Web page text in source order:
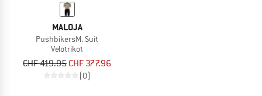
MALOJA
PushbikersM. Suit
Velotrikot
CHF 419.95 CHF 377.96
(0)